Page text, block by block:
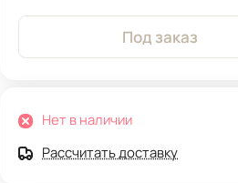
Под заказ
Нет в наличии
Рассчитать доставку